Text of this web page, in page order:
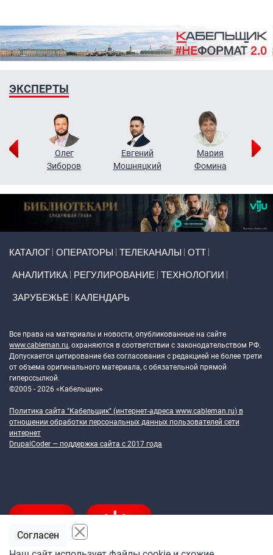
ЭКСПЕРТЫ
Олег
Зиборов
Евгений
Мошняцкий
Мария
Фомина
КАТАЛОГ ОПЕРАТОРЫ ТЕЛЕКАНАЛЫ ОТТ
АНАЛИТИКА РЕГУЛИРОВАНИЕ ТЕХНОЛОГИИ
ЗАРУБЕЖЬЕ КАЛЕНДАРЬ
Все права на материалы и новости, опубликованные на сайте
www.cableman.ru, охраняются в соответствии с законодательством РФ.
Допускается цитирование без согласования с редакцией не более трети
от объема оригинального материала, с обязательной прямой
гиперссылкой.
©2005 - 2026 «Кабельщик»
Политика сайта "Кабельщик" (интернет-адреса www.cableman.ru) в
отношении обработки персональных данных пользователей сети
интернет
DrupalCoder — поддержка сайта c 2017 года
Согласен